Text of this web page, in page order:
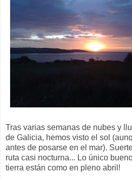
Tras varias semanas de nubes y
de Galicia, hemos visto el sol
antes de posarse en el mar).
ruta casi nocturna... Lo único
tierra están como en pleno abril!